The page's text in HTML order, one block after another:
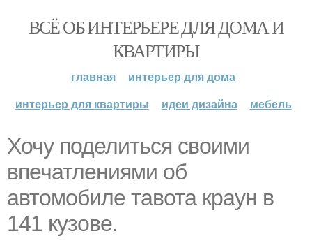
ВСЁ ОБ ИНТЕРЬЕРЕ ДЛЯ ДОМА И
КВАРТИРЫ
главная
интерьер для дома
интерьер для квартиры
идеи дизайна мебель
Хочу поделиться своими
впечатлениями об
автомобиле тавота краун в
141 кузове.